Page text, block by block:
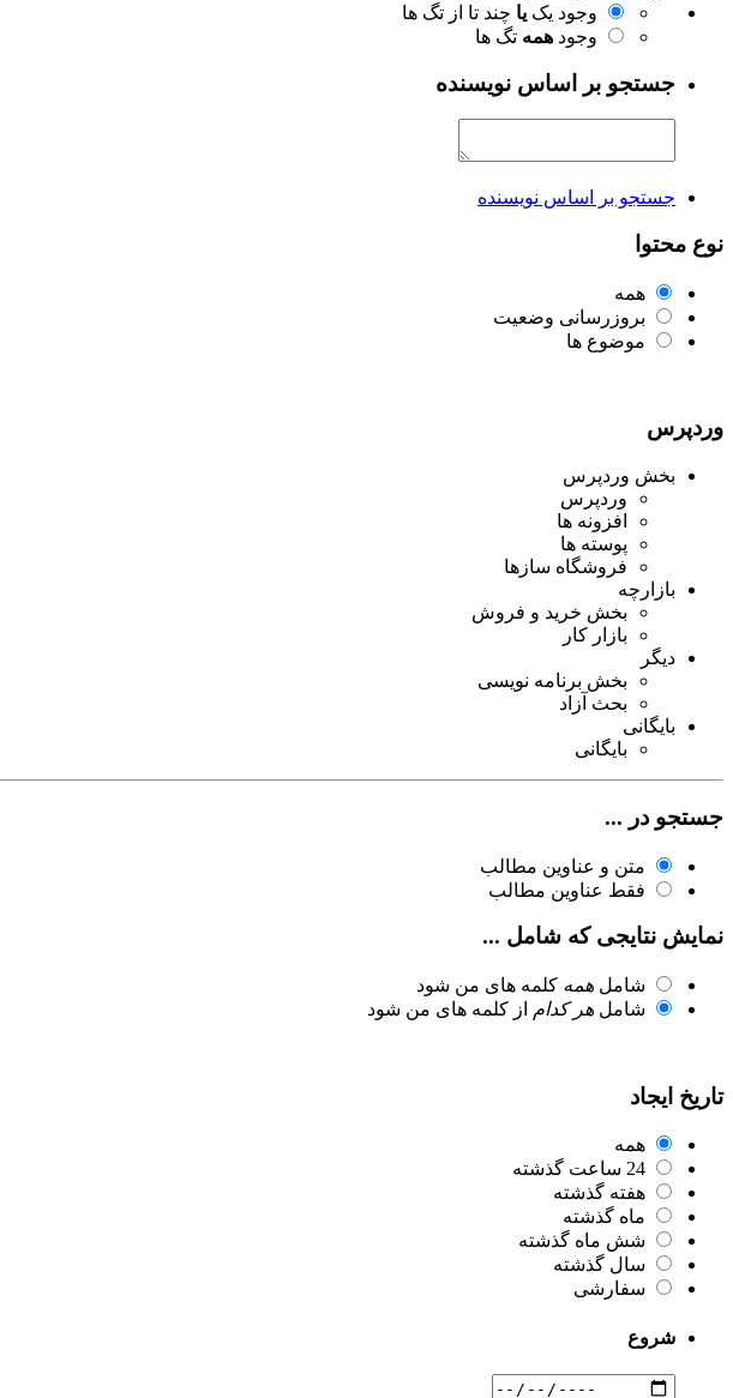
وجود یک یا چند تا از تگ ها
وجود همه تگ ها
جستجو بر اساس نویسنده
جستجو بر اساس نویسنده
نوع محتوا
همه
بروزرسانی وضعیت
موضوع ها
وردپرس
بخش وردپرس
وردپرس
افزونه ها
پوسته ها
فروشگاه سازها
بازارچه
بخش خرید و فروش
بازار کار
دیگر
بخش برنامه نویسی
بحث آزاد
بایگانی
بایگانی
جستجو در ...
متن و عناوین مطالب
فقط عناوین مطالب
نمایش نتایجی که شامل ...
شامل همه کلمه های من شود
شامل هر کدام از کلمه های من شود
تاریخ ایجاد
همه
24 ساعت گذشته
هفته گذشته
ماه گذشته
شش ماه گذشته
سال گذشته
سفارشی
شروع